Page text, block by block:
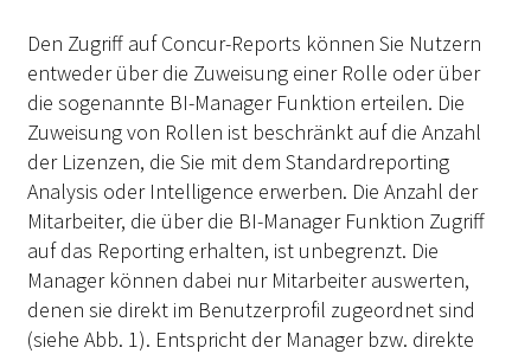
Den Zugriff auf Concur-Reports können Sie Nutzern
entweder über die Zuweisung einer Rolle oder über
die sogenannte BI-Manager Funktion erteilen. Die
Zuweisung von Rollen ist beschränkt auf die Anzahl
der Lizenzen, die Sie mit dem Standardreporting
Analysis oder Intelligence erwerben. Die Anzahl der
Mitarbeiter, die über die BI-Manager Funktion Zugriff
auf das Reporting erhalten, ist unbegrenzt. Die
Manager können dabei nur Mitarbeiter auswerten,
denen sie direkt im Benutzerprofil zugeordnet sind
(siehe Abb. 1). Entspricht der Manager bzw. direkte